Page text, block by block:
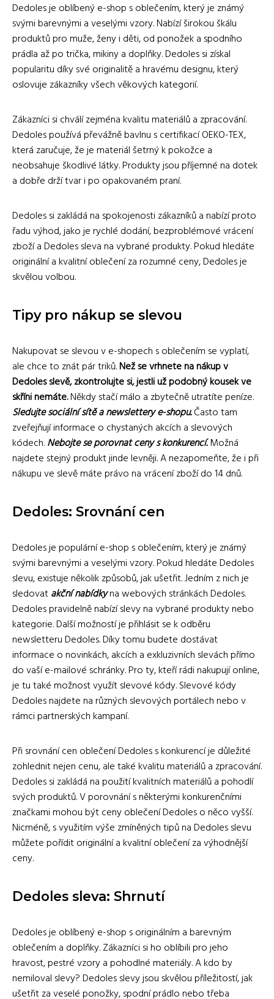
Dedoles je oblíbený e-shop s oblečením, který je známý
svými barevnými a veselými vzory. Nabízí širokou škálu
produktů pro muže, ženy i děti, od ponožek a spodního
prádla až po trička, mikiny a doplňky. Dedoles si získal
popularitu díky své originalitě a hravému designu, který
oslovuje zákazníky všech věkových kategorií.
Zákazníci si chválí zejména kvalitu materiálů a zpracování.
Dedoles používá převážně bavlnu s certifikací OEKO-TEX,
která zaručuje, že je materiál šetrný k pokožce a
neobsahuje škodlivé látky. Produkty jsou příjemné na dotek
a dobře drží tvar i po opakovaném praní.
Dedoles si zakládá na spokojenosti zákazníků a nabízí proto
řadu výhod, jako je rychlé dodání, bezproblémové vrácení
zboží a Dedoles sleva na vybrané produkty. Pokud hledáte
originální a kvalitní oblečení za rozumné ceny, Dedoles je
skvělou volbou.
Tipy pro nákup se slevou
Nakupovat se slevou v e-shopech s oblečením se vyplatí,
ale chce to znát pár triků.Než se vrhnete na nákup v
Dedoles slevě, zkontrolujte si, jestli už podobný kousek ve
skříni nemáte.Někdy stačí málo a zbytečně utratíte peníze.
Sledujte sociální sítě a newslettery e-shopu.Často tam
zveřejňují informace o chystaných akcích a slevových
kódech.Nebojte se porovnat ceny s konkurencí.Možná
najdete stejný produkt jinde levněji. A nezapomeňte, že i při
nákupu ve slevě máte právo na vrácení zboží do 14 dnů.
Dedoles: Srovnání cen
Dedoles je populární e-shop s oblečením, který je známý
svými barevnými a veselými vzory. Pokud hledáte Dedoles
slevu, existuje několik způsobů, jak ušetřit. Jedním z nich je
sledovatakční nabídkyna webových stránkách Dedoles.
Dedoles pravidelně nabízí slevy na vybrané produkty nebo
kategorie. Další možností je přihlásit se k odběru
newsletteru Dedoles. Díky tomu budete dostávat
informace o novinkách, akcích a exkluzivních slevách přímo
do vaší e-mailové schránky. Pro ty, kteří rádi nakupují online,
je tu také možnost využít slevové kódy. Slevové kódy
Dedoles najdete na různých slevových portálech nebo v
rámci partnerských kampaní.
Při srovnání cen oblečení Dedoles s konkurencí je důležité
zohlednit nejen cenu, ale také kvalitu materiálů a zpracování.
Dedoles si zakládá na použití kvalitních materiálů a pohodlí
svých produktů. V porovnání s některými konkurenčními
značkami mohou být ceny oblečení Dedoles o něco vyšší.
Nicméně, s využitím výše zmíněných tipů na Dedoles slevu
můžete pořídit originální a kvalitní oblečení za výhodnější
ceny.
Dedoles sleva: Shrnutí
Dedoles je oblíbený e-shop s originálním a barevným
oblečením a doplňky. Zákazníci si ho oblíbili pro jeho
hravost, pestré vzory a pohodlné materiály. A kdo by
nemiloval slevy? Dedoles slevy jsou skvělou příležitostí, jak
ušetřit za veselé ponožky, spodní prádlo nebo třeba